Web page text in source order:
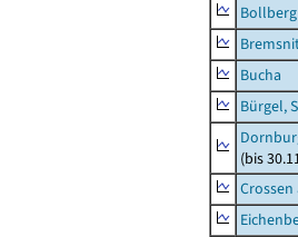
Bollberg
Bucha
Bürgel,
(bis